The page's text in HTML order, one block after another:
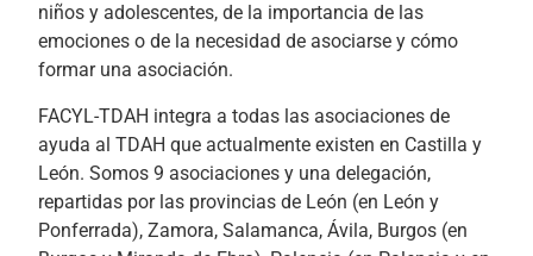
niños y adolescentes, de la importancia de las
emociones o de la necesidad de asociarse y cómo
formar una asociación.
FACYL-TDAH integra a todas las asociaciones de
ayuda al TDAH que actualmente existen en Castilla y
León. Somos 9 asociaciones y una delegación,
repartidas por las provincias de León (en León y
Ponferrada), Zamora, Salamanca, Ávila, Burgos (en